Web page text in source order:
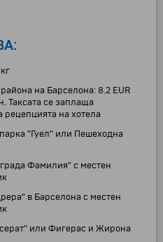
на Барселона: 8.2 EUR
Таксата се заплаща
рецепцията на хотела
"Гуел" или Пешеходна
Фамилия" с местен
в Барселона с местен
или Фигерас и Жирона